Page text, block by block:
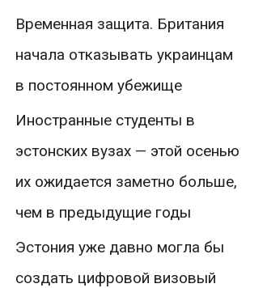
Временная защита. Британия
начала отказывать украинцам
в постоянном убежище
Иностранные студенты в
эстонских вузах — этой осенью
их ожидается заметно больше,
чем в предыдущие годы
Эстония уже давно могла бы
создать цифровой визовый